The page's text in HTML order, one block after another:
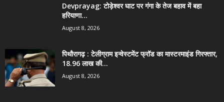
Devprayag: टोड़ेश्वर घाट पर गंगा के तेज बहाव में बहा
हरियाणा...
August 8, 2026
पिथौरागढ़ : टेलीग्राम इन्वेस्टमेंट फ्रॉड का मास्टरमाइंड गिरफ्तार,
18.96 लाख की...
August 8, 2026